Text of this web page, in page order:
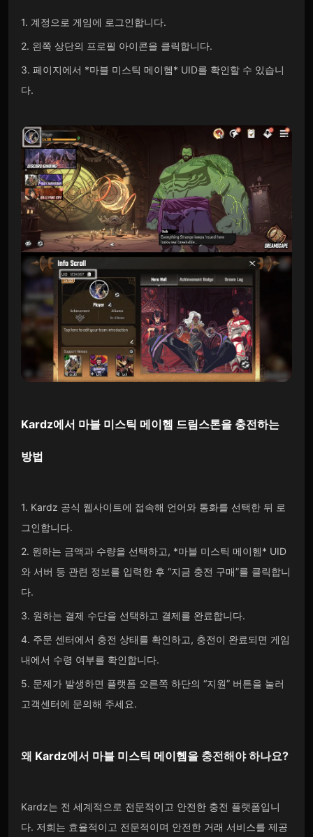
1. 계정으로 게임에 로그인합니다.
2. 왼쪽 상단의 프로필 아이콘을 클릭합니다.
3. 페이지에서 *마블 미스틱 메이헴* UID를 확인할 수 있습니
다.
Kardz에서 마블 미스틱 메이헴 드림스톤을충전하는
방법
1. Kardz 공식 웹사이트에 접속해 언어와 통화를 선택한 뒤 로
그인합니다.
2. 원하는 금액과 수량을 선택하고, *마블 미스틱 메이헴* UID
와 서버 등 관련 정보를 입력한 후 “지금 충전 구매”를 클릭합니
다.
3. 원하는 결제 수단을 선택하고 결제를 완료합니다.
4. 주문 센터에서 충전 상태를 확인하고, 충전이 완료되면 게임
내에서 수령 여부를 확인합니다.
5. 문제가 발생하면 플랫폼 오른쪽 하단의 “지원” 버튼을 눌러
고객센터에 문의해 주세요.
왜 Kardz에서 마블 미스틱 메이헴을충전해야 하나요?
Kardz는 전 세계적으로 전문적이고 안전한 충전 플랫폼입니
다. 저희는 효율적이고 전문적이며 안전한 거래 서비스를 제공